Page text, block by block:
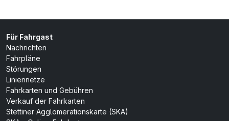
Für Fahrgast
Nachrichten
Fahrpläne
Störungen
Liniennetze
Fahrkarten und Gebühren
Verkauf der Fahrkarten
Stettiner Agglomerationskarte (SKA)